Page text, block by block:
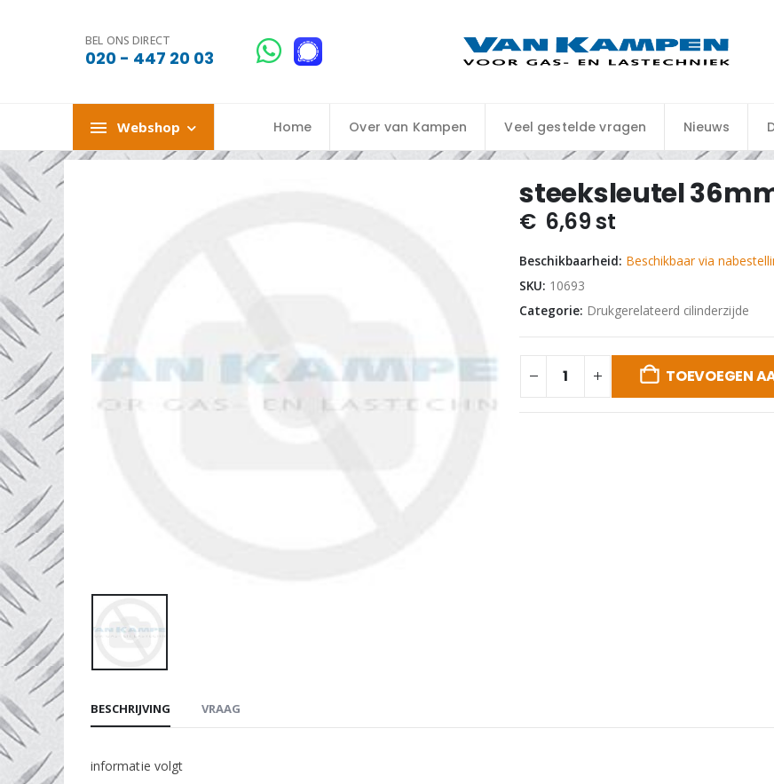
BEL ONS DIRECT
020 - 447 20 03
Webshop Home Over van Kampen Veel gestelde vragen Nieuws
steeksleutel
€ 6,69st
Beschikbaarheid: Beschikbaar via
SKU: 10693
Categorie: Drukgerelateerd cilinderzijde
TOEVOEGEN
BESCHRIJVING VRAAG
informatie volgt